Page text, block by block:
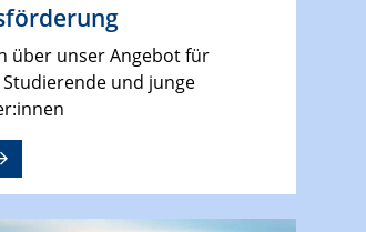
über unser Angebot für
und junge